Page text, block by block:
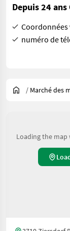
Depuis 24
Coordonnées
numéro de
/ Marché des
Loading the